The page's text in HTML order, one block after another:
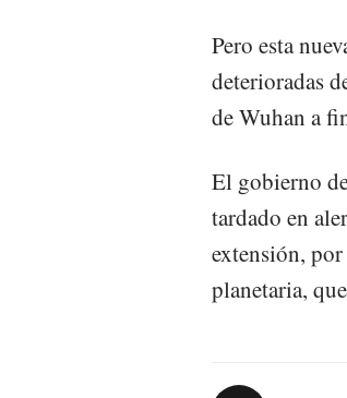
Pero esta
deterioradas
de Wuhan a
El gobierno
tardado en
extensión,
planetaria,